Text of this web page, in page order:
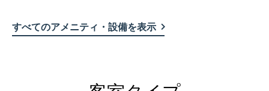
すべてのアメニティ・設備を表示